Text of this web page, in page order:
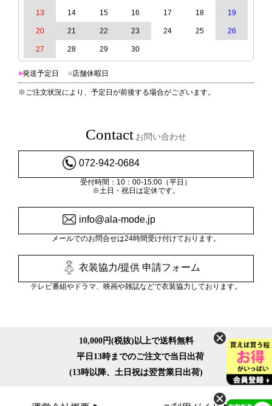
13 14 15 16 17 18 19
20 21 22 23 24 25 26
27 28 29 30
■発送予定日 ■店舗休暇日
※ご注文状況により、予定日が前後する場合がございます。
Contact お問い合わせ
072-942-0684
受付時間：10：00-15:00（平日）
※土日・祝日は定休です。
info@ala-mode.jp
メールでのお問合せは24時間受け付けております。
衣装協力/提供 申請フォーム
テレビ番組やドラマ、映画や雑誌などで衣装協力しております。
10,000円(税抜)以上で送料無料
平日13時までのご注文で当日出荷
(13時以降、土日祝は翌営業日出荷)